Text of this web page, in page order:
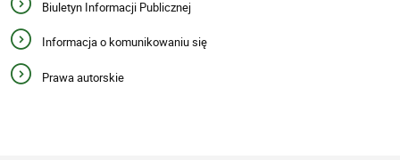
Biuletyn Informacji Publicznej
Informacja o komunikowaniu się
Prawa autorskie